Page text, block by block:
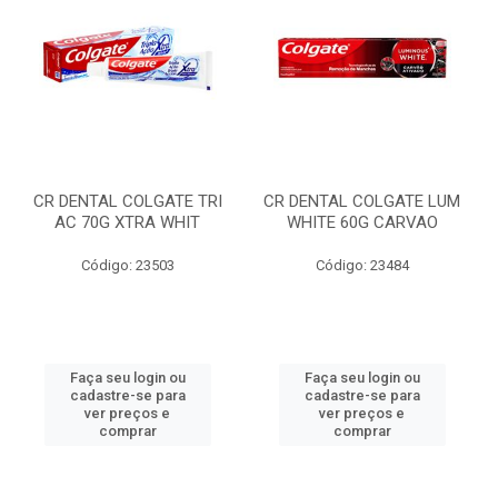
CR DENTAL COLGATE TRI
AC 70G XTRA WHIT
Código: 23503
Faça seu login ou
cadastre-se para
ver preços e
comprar
CR DENTAL COLGATE LUM
WHITE 60G CARVAO
Código: 23484
Faça seu login ou
cadastre-se para
ver preços e
comprar